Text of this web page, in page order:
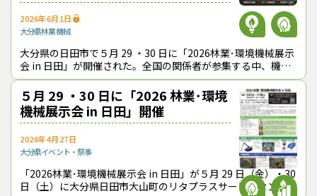
2026年6月1日
大分県林業機械
大分県の日田市で５月 29 ・30 日に「2026林業･環境機械展示
会 in 日田」が開催された。全国の関係者が参集する中、機械
メーカー８社が連携してスマート林業の実現に向けた最新のマ
シンなどを展示
５月 29 ・30 日に「2026 林業･環境
機械展示会 in 日田」開催
2026年4月27日
大分県イベント・祭事
「2026林業･環境機械展示会 in 日田」が５月 29 日（金）・30
日（土）に大分県日田市大山町のリタプラスサービスセンター